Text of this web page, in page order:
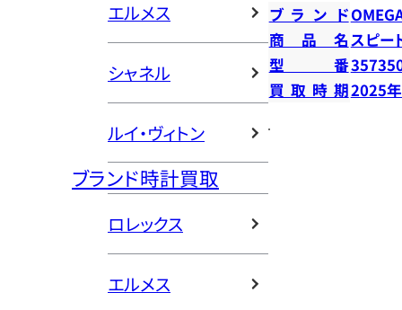
エルメス
シャネル
ルイ・ヴィトン
ブランド時計買取
ロレックス
エルメス
ブランド
商品名スピー
型番
買取時期2025